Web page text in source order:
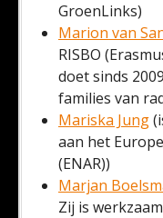
GroenLinks)
Marion van
RISBO
doet sinds
families van
Mariska Jung
aan het
(ENAR))
Marjan
Zij is